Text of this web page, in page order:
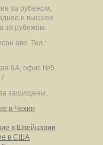
за рубежом,
и высшее
за рубежом.
аве. Тел.:
9А, офис №5.
защищены.
в Чехии
в Швейцарии
в США